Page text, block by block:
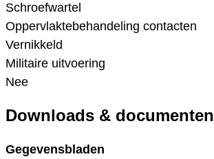
Schroefwartel
Oppervlaktebehandeling contacten
Vernikkeld
Militaire uitvoering
Nee
Downloads & documenten
Gegevensbladen